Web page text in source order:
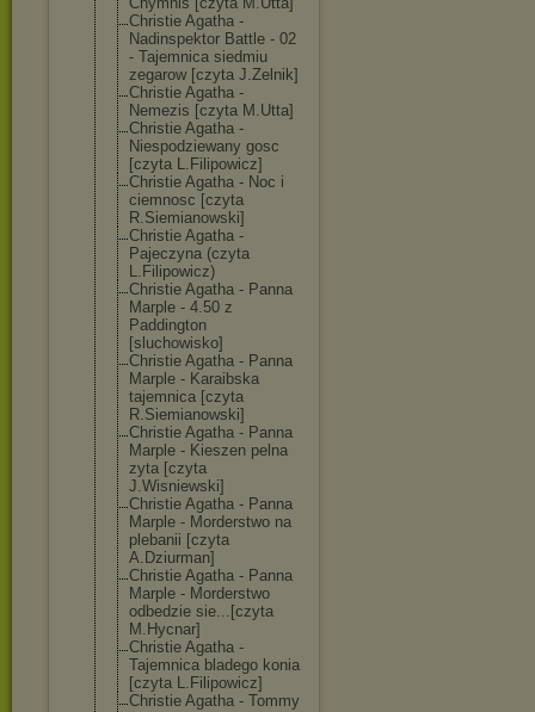
Christie Agatha -
Nadinspektor Battle - 02
- Tajemnica siedmiu
zegarow [czyta J.Zelnik]
Christie Agatha -
Nemezis [czyta M.Utta]
Christie Agatha -
Niespodziewany gosc
[czyta L.Filipowicz]
Christie Agatha - Noc i
ciemnosc [czyta
R.Siemianowski]
Christie Agatha -
Pajeczyna (czyta
L.Filipowicz)
Christie Agatha - Panna
Marple - 4.50 z
Paddington
[sluchowisko]
Christie Agatha - Panna
Marple - Karaibska
tajemnica [czyta
R.Siemianowski]
Christie Agatha - Panna
Marple - Kieszen pelna
zyta [czyta
J.Wisniewski]
Christie Agatha - Panna
Marple - Morderstwo na
plebanii [czyta
A.Dziurman]
Christie Agatha - Panna
Marple - Morderstwo
odbedzie sie...[czyta
M.Hycnar]
Christie Agatha -
Tajemnica bladego konia
[czyta L.Filipowicz]
Christie Agatha - Tommy